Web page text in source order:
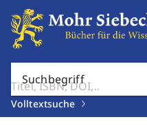
Suchbegriff
Volltextsuche